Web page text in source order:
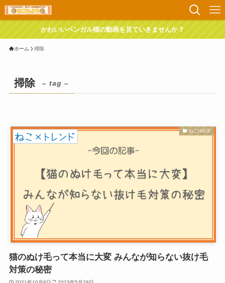
かわいいベンガル猫の動画を見ていきませんか？
ホーム 掃除
掃除 – tag –
ねこHACK
猫のぬけ毛って本当に大変 みんなが知らない抜け毛
対策の秘密